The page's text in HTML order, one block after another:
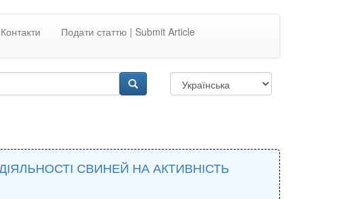
Контакти Подати статтю | Submit Article
СВИНЕЙ НА АКТИВНІСТЬ